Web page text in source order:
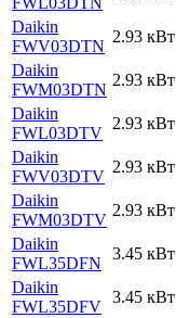
Daikin
FWV03DTN
2.93 кВт
Daikin
FWM03DTN
2.93 кВт
Daikin
FWL03DTV
2.93 кВт
Daikin
FWV03DTV
2.93 кВт
Daikin
FWM03DTV
2.93 кВт
Daikin
FWL35DFN
3.45 кВт
Daikin
FWL35DFV
3.45 кВт